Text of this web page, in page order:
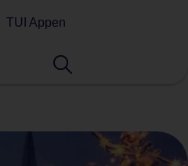
TUI Appen